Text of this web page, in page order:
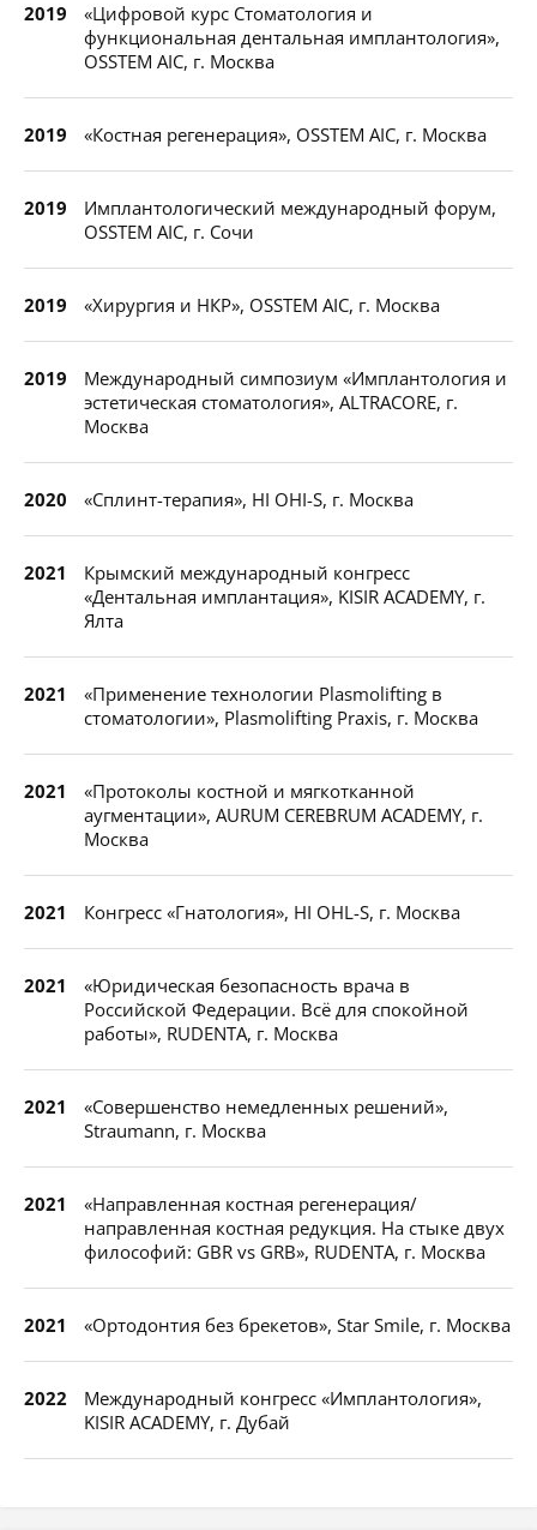
2019
«Цифровой курс Стоматология и
функциональная дентальная имплантология»,
OSSTEM AIC, г. Москва
2019 «Костная регенерация», OSSTEM AIC, г. Москва
2019
Имплантологический международный форум,
OSSTEM AIC, г. Сочи
2019 «Хирургия и НКР», OSSTEM AIC, г. Москва
2019
Международный симпозиум «Имплантология и
эстетическая стоматология», ALTRACORE, г.
Москва
2020 «Сплинт-терапия», HI OHI-S, г. Москва
2021
Крымский международный конгресс
«Дентальная имплантация», KISIR ACADEMY, г.
Ялта
2021
«Применение технологии Plasmolifting в
стоматологии», Plasmolifting Praxis, г. Москва
2021
«Протоколы костной и мягкотканной
аугментации», AURUM CEREBRUM ACADEMY, г.
Москва
2021 Конгресс «Гнатология», HI OHL-S, г. Москва
2021
«Юридическая безопасность врача в
Российской Федерации. Всё для спокойной
работы», RUDENTA, г. Москва
2021
«Совершенство немедленных решений»,
Straumann, г. Москва
2021
«Направленная костная регенерация/
направленная костная редукция. На стыке двух
философий: GBR vs GRB», RUDENTA, г. Москва
2021 «Ортодонтия без брекетов», Star Smile, г. Москва
2022
Международный конгресс «Имплантология»,
KISIR ACADEMY, г. Дубай